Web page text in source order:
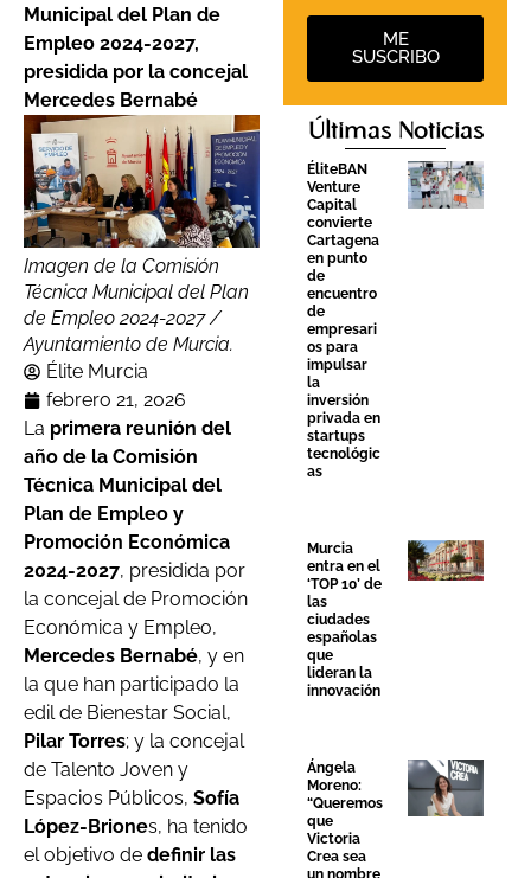
Municipal del Plan de
Empleo 2024-2027,
presidida por la concejal
Mercedes Bernabé
Imagen de la Comisión
Técnica Municipal del Plan
de Empleo 2024-2027 /
Ayuntamiento de Murcia.
Élite Murcia
febrero 21, 2026
La primera reunión del
año de la Comisión
Técnica Municipal del
Plan de Empleo y
Promoción Económica
2024-2027, presidida por
la concejal de Promoción
Económica y Empleo,
Mercedes Bernabé, y en
la que han participado la
edil de Bienestar Social,
Pilar Torres; y la concejal
de Talento Joven y
Espacios Públicos, Sofía
López-Briones, ha tenido
el objetivo de definir las
ME
SUSCRIBO
Últimas Noticias
ÉliteBAN
Venture
Capital
convierte
Cartagena
en punto
de
encuentro
de
empresari
os para
impulsar
la
inversión
privada en
startups
tecnológic
as
Murcia
entra en el
‘TOP 10’ de
las
ciudades
españolas
que
lideran la
innovación
Ángela
Moreno:
“Queremos
que
Victoria
Crea sea
un nombre